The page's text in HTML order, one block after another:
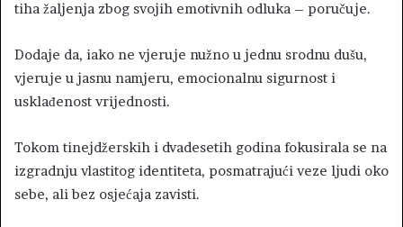
tiha žaljenja zbog svojih emotivnih odluka – poručuje.
Dodaje da, iako ne vjeruje nužno u jednu srodnu dušu,
vjeruje u jasnu namjeru, emocionalnu sigurnost i
usklađenost vrijednosti.
Tokom tinejdžerskih i dvadesetih godina fokusirala se na
izgradnju vlastitog identiteta, posmatrajući veze ljudi oko
sebe, ali bez osjećaja zavisti.